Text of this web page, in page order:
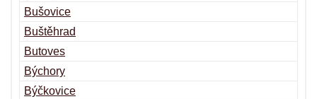
Bušovice
Buštěhrad
Butoves
Býchory
Býčkovice